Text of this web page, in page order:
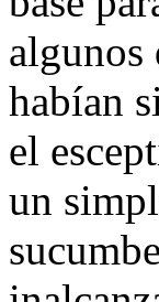
algunos
habían
el
un